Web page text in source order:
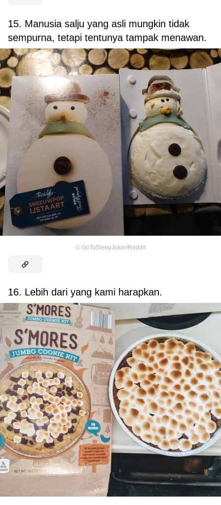
15. Manusia salju yang asli mungkin tidak
sempurna, tetapi tentunya tampak menawan.
© GoToSleepJoker/Reddit
16. Lebih dari yang kami harapkan.